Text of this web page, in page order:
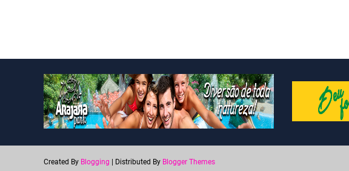
Created By Blogging | Distributed By Blogger Themes